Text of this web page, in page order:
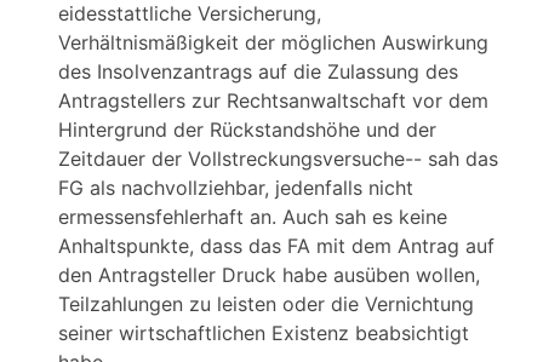
eidesstattliche Versicherung,
Verhältnismäßigkeit der möglichen Auswirkung
des Insolvenzantrags auf die Zulassung des
Antragstellers zur Rechtsanwaltschaft vor dem
Hintergrund der Rückstandshöhe und der
Zeitdauer der Vollstreckungsversuche-- sah das
FG als nachvollziehbar, jedenfalls nicht
ermessensfehlerhaft an. Auch sah es keine
Anhaltspunkte, dass das FA mit dem Antrag auf
den Antragsteller Druck habe ausüben wollen,
Teilzahlungen zu leisten oder die Vernichtung
seiner wirtschaftlichen Existenz beabsichtigt